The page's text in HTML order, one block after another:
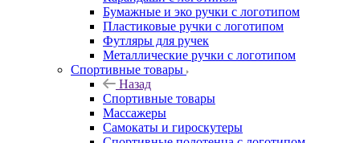
Бумажные и эко ручки с логотипом
Пластиковые ручки с логотипом
Футляры для ручек
Металлические ручки с логотипом
Спортивные товары
Назад
Спортивные товары
Массажеры
Самокаты и гироскутеры